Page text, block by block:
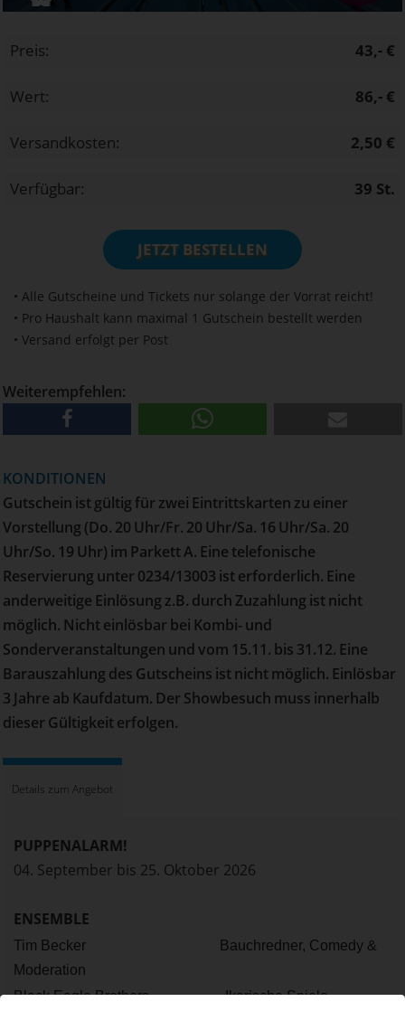
Preis: 43,- €
Wert: 86,- €
Versandkosten: 2,50 €
Verfügbar: 39 St.
JETZT BESTELLEN
• Alle Gutscheine und Tickets nur solange der Vorrat reicht!
• Pro Haushalt kann maximal 1 Gutschein bestellt werden
• Versand erfolgt per Post
Weiterempfehlen:
KONDITIONEN
Gutschein ist gültig für zwei Eintrittskarten zu einer
Vorstellung (Do. 20 Uhr/Fr. 20 Uhr/Sa. 16 Uhr/Sa. 20
Uhr/So. 19 Uhr) im Parkett A. Eine telefonische
Reservierung unter 0234/13003 ist erforderlich. Eine
anderweitige Einlösung z.B. durch Zuzahlung ist nicht
möglich. Nicht einlösbar bei Kombi- und
Sonderveranstaltungen und vom 15.11. bis 31.12. Eine
Barauszahlung des Gutscheins ist nicht möglich. Einlösbar
3 Jahre ab Kaufdatum. Der Showbesuch muss innerhalb
dieser Gültigkeit erfolgen.
Details zum Angebot
PUPPENALARM!
04. September bis 25. Oktober 2026
ENSEMBLE
Tim Becker Bauchredner, Comedy &
Moderation
Black Eagle Brothers Ikarische Spiele